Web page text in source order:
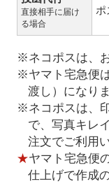
直接相手に届け
る場合
ポ
※ネコポスは、
※ヤマト宅急便
渡し）になりま
※ネコポスは、
で、写真キレ
注文でご利用
★ヤマト宅急便
仕上げで作成